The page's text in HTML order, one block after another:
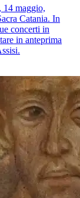
14 maggio,
Catania. In
concerti in
in anteprima